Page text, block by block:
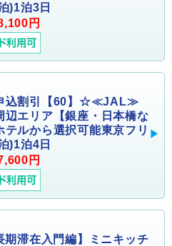
)1泊3日
円
込割引【60】☆≪JAL≫
辺エリア【銀座・日本橋な
テルから選択可能東京フリ
)1泊4日
円
期滞在入門編】ミニキッチ